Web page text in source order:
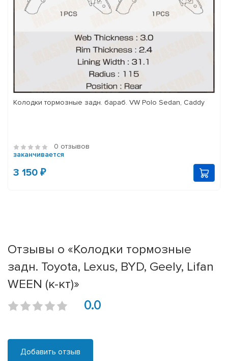
Колодки тормозные задн. бараб. VW Polo Sedan, Caddy
0 отзывов
заканчивается
3 150 ₽
Отзывы о «Колодки тормозные
задн. Toyota, Lexus, BYD, Geely, Lifan
WEEN (к-кт)»
0.0
Добавить отзыв